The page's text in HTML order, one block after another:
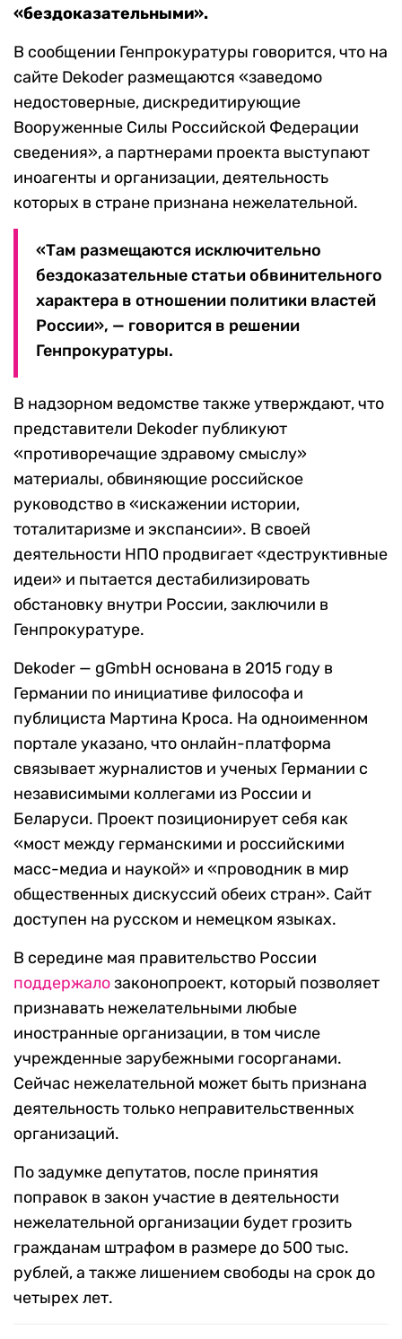
«бездоказательными».
В сообщении Генпрокуратуры говорится, что на
сайте Dekoder размещаются «заведомо
недостоверные, дискредитирующие
Вооруженные Силы Российской Федерации
сведения», а партнерами проекта выступают
иноагенты и организации, деятельность
которых в стране признана нежелательной.
«Там размещаются исключительно
бездоказательные статьи обвинительного
характера в отношении политики властей
России», — говорится в решении
Генпрокуратуры.
В надзорном ведомстве также утверждают, что
представители Dekoder публикуют
«противоречащие здравому смыслу»
материалы, обвиняющие российское
руководство в «искажении истории,
тоталитаризме и экспансии». В своей
деятельности НПО продвигает «деструктивные
идеи» и пытается дестабилизировать
обстановку внутри России, заключили в
Генпрокуратуре.
Dekoder — gGmbH основана в 2015 году в
Германии по инициативе философа и
публициста Мартина Кроса. На одноименном
портале указано, что онлайн-платформа
связывает журналистов и ученых Германии с
независимыми коллегами из России и
Беларуси. Проект позиционирует себя как
«мост между германскими и российскими
масс-медиа и наукой» и «проводник в мир
общественных дискуссий обеих стран». Сайт
доступен на русском и немецком языках.
В середине мая правительство России
поддержалозаконопроект, который позволяет
признавать нежелательными любые
иностранные организации, в том числе
учрежденные зарубежными госорганами.
Сейчас нежелательной может быть признана
деятельность только неправительственных
организаций.
По задумке депутатов, после принятия
поправок в закон участие в деятельности
нежелательной организации будет грозить
гражданам штрафом в размере до 500 тыс.
рублей, а также лишением свободы на срок до
четырех лет.